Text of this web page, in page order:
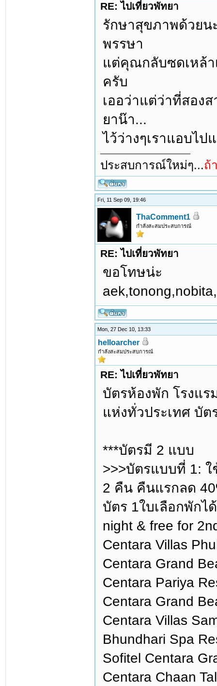
RE: ไปเที่ยวพัทยา
รักษาสุขภาพด้วยน
พรรษา
แต่คุณกลับซดเหล้า
ครับ
เออว่าแต่ว่าที่สอง
ยาน๊า...
ไว้ว่างๆเราแอบไป
ประสบการณ์ใหม่ๆ...ถ้
Fri, 11 Sep 09, 19:46
ThaComment1
กำลังสะสมประสบการณ์
RE: ไปเที่ยวพัทยา
ขอโทษน่ะ
Mon, 27 Dec 10, 13:33
helloarcher
กำลังสะสมประสบการณ์
RE: ไปเที่ยวพัทยา
บัตรห้องพัก โรงแร
แห่งทั่วประเทศ บั
***บัตรมี 2 แบบ
>>>บัตรแบบที่ 1:
2 คืน คืนแรกลด
บัตร 1ใบเลือกพักไ
night & free for
Centara Villas
Centara Grand
Centara Pariya
Centara Grand
Centara Villas
Bhundhari Spa
Sofitel Centara
Centara Chaan